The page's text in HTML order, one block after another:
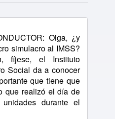
Oiga, ¿y
simulacro al IMSS?
fíjese, el Instituto
Social da a conocer
que tiene que
que realizó el día de
durante el